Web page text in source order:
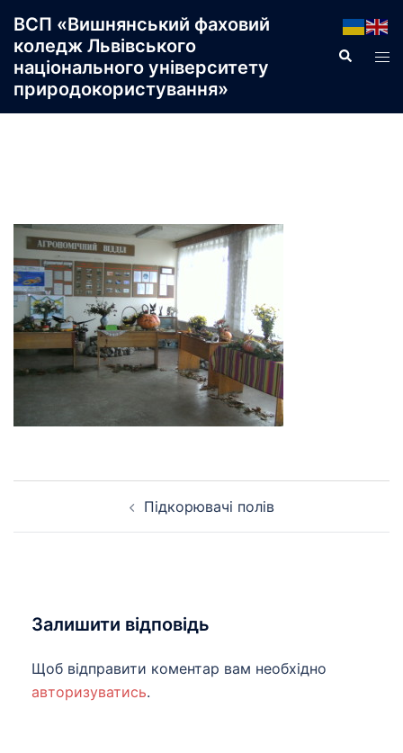
до
вмісту
ВСП «Вишнянський фаховий
коледж Львівського
національного університету
природокористування»
Пошук
Підкорювачі полів
Залишити відповідь
Щоб відправити коментар вам необхідно
авторизуватись.